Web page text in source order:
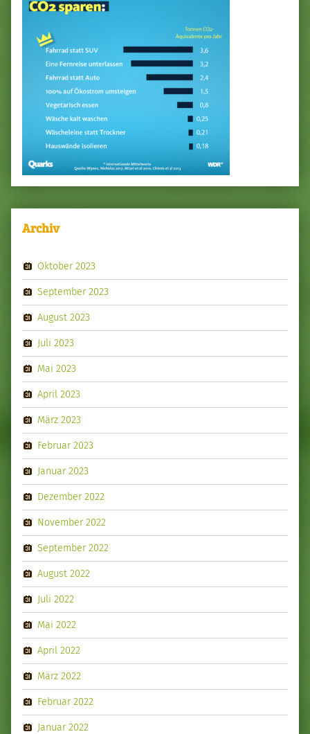
Archiv
Oktober 2023
September 2023
August 2023
Juli 2023
Mai 2023
April 2023
März 2023
Februar 2023
Januar 2023
Dezember 2022
November 2022
September 2022
August 2022
Juli 2022
Mai 2022
April 2022
März 2022
Februar 2022
Januar 2022